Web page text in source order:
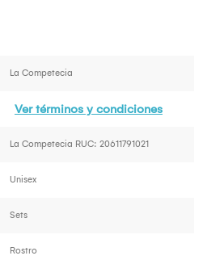
La Competecia
Ver términos y condiciones
La Competecia RUC: 20611791021
Unisex
Sets
Rostro